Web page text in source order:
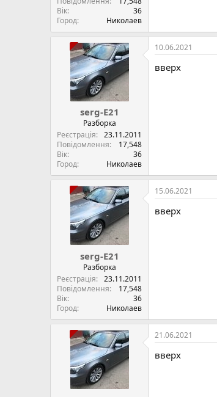
Вік
36
Город
Николаев
serg-E21
Разборка
Реєстрація
23.11.2011
Повідомлення
17,548
Вік
36
Город
Николаев
10.06.2021
вверх
serg-E21
Разборка
Реєстрація
23.11.2011
Повідомлення
17,548
Вік
36
Город
Николаев
15.06.2021
вверх
21.06.2021
вверх